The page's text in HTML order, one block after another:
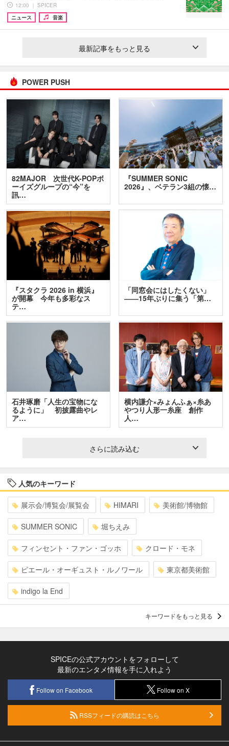
12:00 ｜ SPICER
ニュース
音楽
最新記事をもっと見る
POWER PUSH
82MAJOR 次世代K-POPボ
ーイズグループの“今”を
訊…
『SUMMER SONIC
2026』、ベテラン3組の懐…
『スタクラ 2026 in 横浜』
が開幕 今年も多彩なス
テ…
「同窓会にはしたくない」
――15年ぶりに集う「第…
石井琢磨「人生の宝物にな
るように」 初披露曲やレ
ア…
横内謙介×みょんふぁ×糸あ
やつり人形一糸座 創作
人…
さらに読み込む
人気のキーワード
展示会/博覧会/展覧会 HIMARI 美術館/博物館
SUMMER SONIC 堀ちえみ
フィンセント・ファン・ゴッホ クロード・モネ
ピエール・オーギュスト・ルノワール 東京都美術館
indigo la End
キーワードをもっと見る
SPICEの公式アカウントをフォローして
最新のエンタメ情報を手に入れよう
Follow on Facebook Follow on X
RSSフィードの購読はこちら